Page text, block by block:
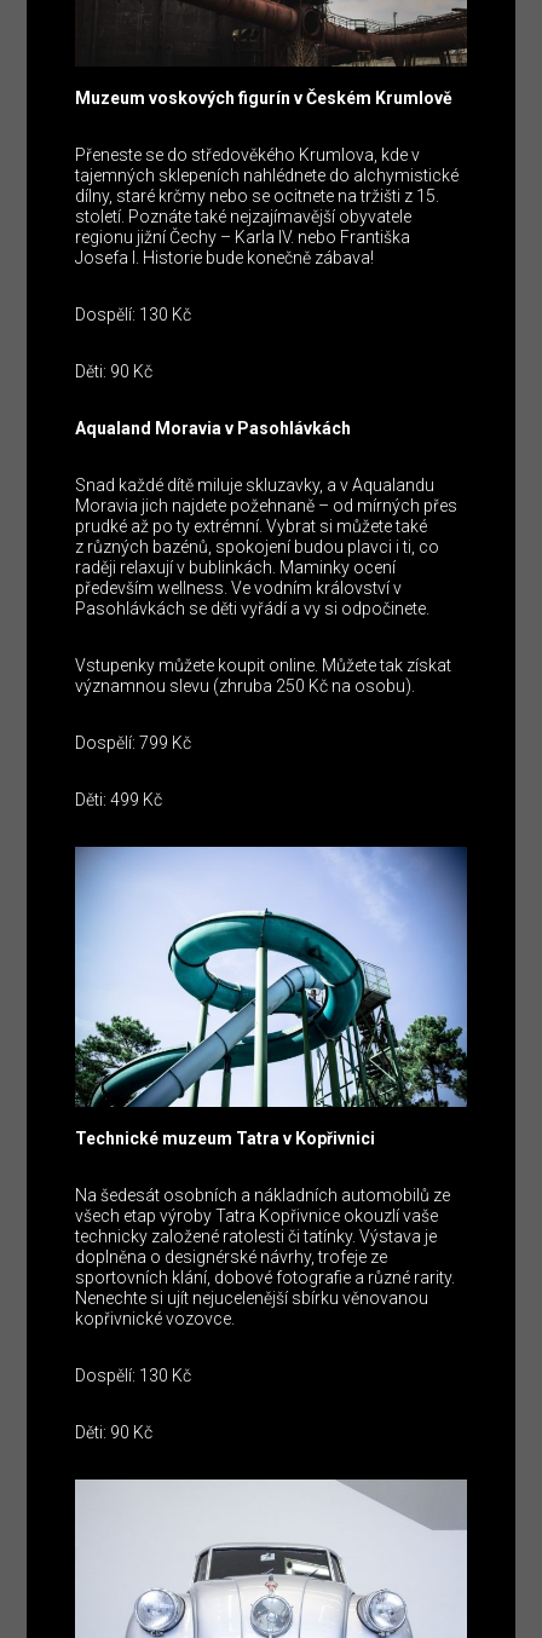
Muzeum voskových figurín v Českém Krumlově
Přeneste se do středověkého Krumlova, kde v
tajemných sklepeních nahlédnete do alchymistické
dílny, staré krčmy nebo se ocitnete na tržišti z 15.
století. Poznáte také nejzajímavější obyvatele
regionu jižní Čechy – Karla IV. nebo Františka
Josefa I. Historie bude konečně zábava!
Dospělí: 130 Kč
Děti: 90 Kč
Aqualand Moravia v Pasohlávkách
Snad každé dítě miluje skluzavky, a v Aqualandu
Moravia jich najdete požehnaně – od mírných přes
prudké až po ty extrémní. Vybrat si můžete také
z různých bazénů, spokojení budou plavci i ti, co
raději relaxují v bublinkách. Maminky ocení
především wellness. Ve vodním království v
Pasohlávkách se děti vyřádí a vy si odpočinete.
Vstupenky můžete koupit online. Můžete tak získat
významnou slevu (zhruba 250 Kč na osobu).
Dospělí: 799 Kč
Děti: 499 Kč
Technické muzeum Tatra v Kopřivnici
Na šedesát osobních a nákladních automobilů ze
všech etap výroby Tatra Kopřivnice okouzlí vaše
technicky založené ratolesti či tatínky. Výstava je
doplněna o designérské návrhy, trofeje ze
sportovních klání, dobové fotografie a různé rarity.
Nenechte si ujít nejucelenější sbírku věnovanou
kopřivnické vozovce.
Dospělí: 130 Kč
Děti: 90 Kč